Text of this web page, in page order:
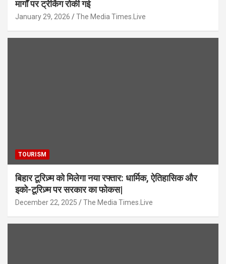
मार्गों पर ट्रेकिंग रोकी गई
January 29, 2026 The Media Times.Live
TOURISM
बिहार टूरिज़्म को मिलेगा नया रफ्तार: धार्मिक, ऐतिहासिक और
इको-टूरिज़्म पर सरकार का फोकस|
December 22, 2025 The Media Times.Live